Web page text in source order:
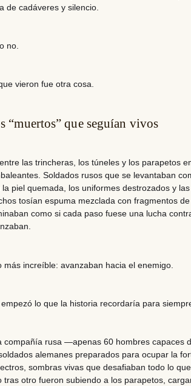
de cadáveres y silencio.
no.
vieron fue otra cosa.
“muertos” que seguían vivos
las trincheras, los túneles y los parapetos
Soldados rusos que se levantaban
la piel quemada, los uniformes destrozados y
tosían espuma mezclada con fragmentos
como si cada paso fuese una lucha
más increíble: avanzaban hacia el enemigo.
lo que la historia recordaría para
compañía rusa —apenas 60 hombres capaces
alemanes preparados para ocupar la
sombras vivas que desafiaban todo lo
tras otro fueron subiendo a los parapetos,